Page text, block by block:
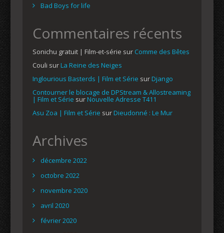
Bad Boys for life
Commentaires récents
Sonichu gratuit | Film-et-série sur Comme des Bêtes
Couli surLa Reine des Neiges
Inglourious Basterds | Film et Série surDjango
Contourner le blocage de DPStream & Allostreaming
| Film et Série surNouvelle Adresse T411
Asu Zoa | Film et Série surDieudonné : Le Mur
Archives
décembre 2022
octobre 2022
novembre 2020
avril 2020
février 2020